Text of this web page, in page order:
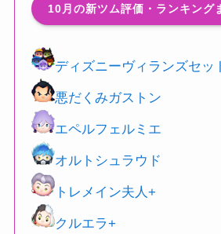
10月の新ツム評価・ランキング
ディズニーヴィランズセッ
悪だくみガストン
エペルフェルミエ
オルトシュラウド
トレメイン夫人+
クルエラ+